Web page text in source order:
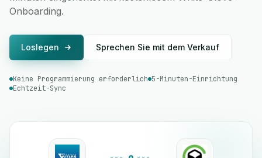
Onboarding.
Loslegen Sprechen Sie mit dem Verkauf
Keine Programmierung erforderlich 5-Minuten-Einrichtung
Echtzeit-Sync